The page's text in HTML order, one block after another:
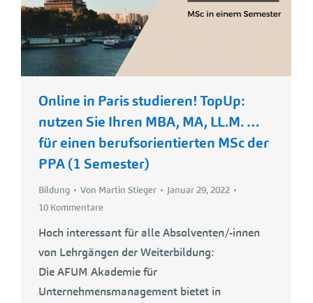
Online in Paris studieren! TopUp:
nutzen Sie Ihren MBA, MA, LL.M. …
für einen berufsorientierten MSc der
PPA (1 Semester)
Bildung Von Martin Stieger
Januar 29, 2022
10 Kommentare
Hoch interessant für alle Absolventen/-innen
von Lehrgängen der Weiterbildung:
Die AFUM Akademie für
Unternehmensmanagement bietet in